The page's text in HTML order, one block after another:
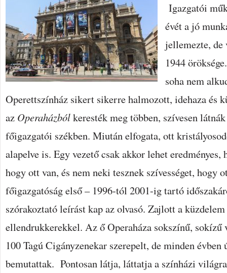
Igazgatói
évét a jó
jellemezte, de
1944
soha nem
Operettszínház sikert sikerre halmozott, idehaza és
az Operaházbólkeresték meg többen, szívesen
főigazgatói székben. Miután elfogata, ott
alapelve is. Egy vezető csak akkor lehet eredményes,
hogy ott van, és nem neki tesznek szívességet, hogy
főigazgatóság első – 1996-tól 2001-ig tartó
szórakoztató leírást kap az olvasó. Zajlott a
ellendrukkerekkel. Az ő Operaháza sokszínű,
100 Tagú Cigányzenekar szerepelt, de minden
bemutattak. Pontosan látja, láttatja a színházi